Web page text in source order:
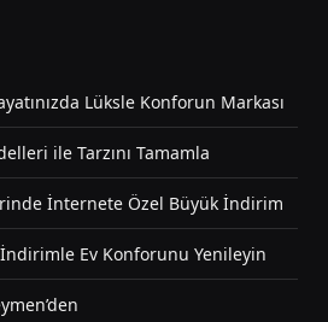
Lüksle Konforun Markası
ile Tarzını Tamamla
İnternete Özel Büyük İndirim
Ev Konforunu Yenileyin